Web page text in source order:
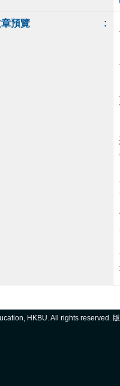
預覽 :
HKBU. All rights reserved.